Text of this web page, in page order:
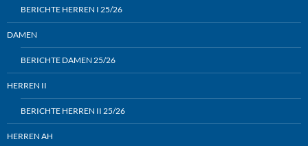
BERICHTE HERREN I 25/26
DAMEN
BERICHTE DAMEN 25/26
HERREN II
BERICHTE HERREN II 25/26
HERREN AH